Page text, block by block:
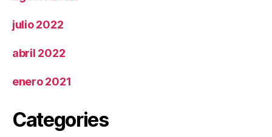
julio 2022
abril 2022
enero 2021
Categories